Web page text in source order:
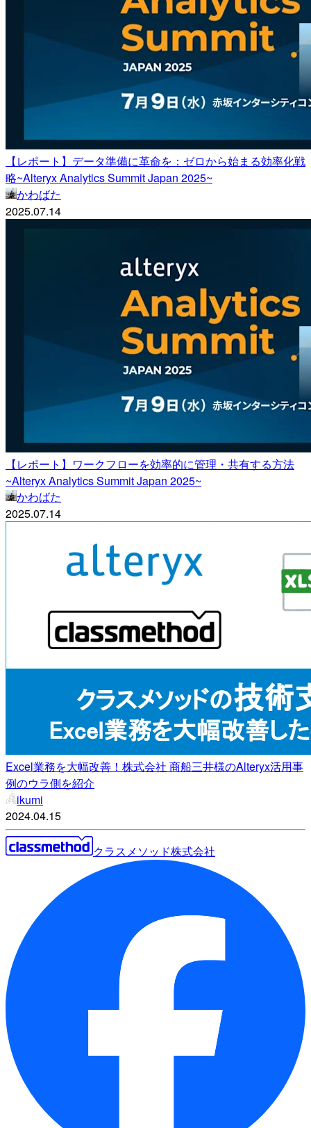
【レポート】データ準備に革命を：ゼロから始まる効率化戦
略~Alteryx Analytics Summit Japan 2025~
かわばた
2025.07.14
【レポート】ワークフローを効率的に管理・共有する方法
~Alteryx Analytics Summit Japan 2025~
かわばた
2025.07.14
Excel業務を大幅改善！株式会社 商船三井様のAlteryx活用事
例のウラ側を紹介
ikumi
2024.04.15
クラスメソッド株式会社